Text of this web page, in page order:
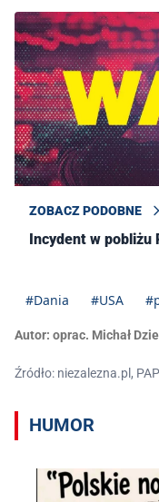
ZOBACZ PODOBNE
Incydent w pobliżu
#Dania #USA
Autor: oprac. Michał
Źródło: niezalezna.pl, PAP
HUMOR